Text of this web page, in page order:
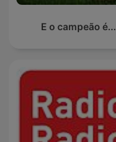
E o campeão é...